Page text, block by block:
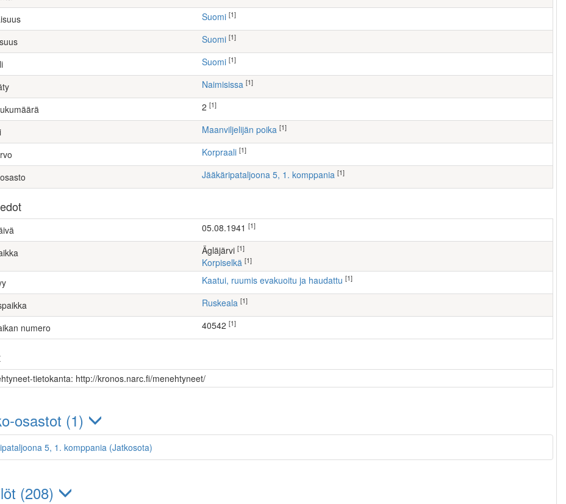
Suomi [1]
Suomi [1]
Suomi [1]
Naimisissa [1]
[1]
maanviljelijän poika [1]
Korpraali [1]
Jääkäripataljoona 5, 1. komppania [1]
05.08.1941 [1]
Ägläjärvi [1]
Korpiselkä [1]
Kaatui, ruumis evakuoitu ja haudattu [1]
Ruskeala [1]
numero 40542 [1]
tietokanta: http://kronos.narc.fi/menehtyneet/
osastot (1)
5, 1. komppania (Jatkosota)
(208)